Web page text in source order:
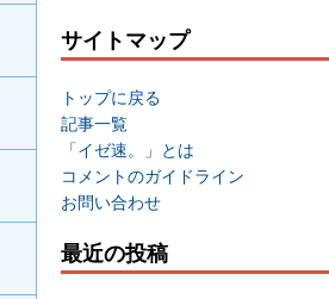
サイトマップ
トップに戻る
記事一覧
「イゼ速。」とは
コメントのガイドライン
お問い合わせ
最近の投稿